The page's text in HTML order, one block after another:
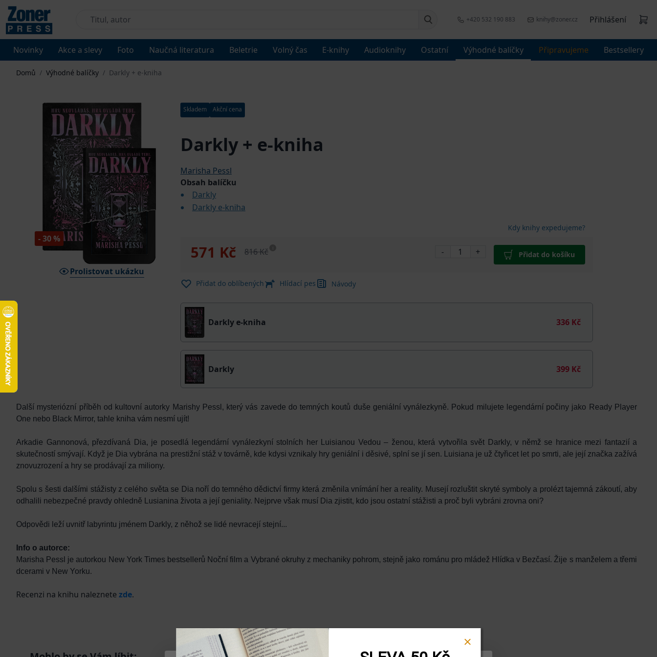
+420 532 190 883 knihy@zoner.cz Přihlášení
Novinky Akce a slevy Foto Naučná literatura Beletrie Volný čas E-knihy Audioknihy Ostatní Výhodné balíčky Připravujeme Bestsellery
Domů / Výhodné balíčky / Darkly + e-kniha
- 30 %
Prolistovat ukázku
Skladem Akční cena
Darkly + e-kniha
Marisha Pessl
Obsah balíčku
Darkly
Darkly e-kniha
Kdy knihy expedujeme?
571 Kč 816 Kč - + Přidat do košíku
Přidat do oblíbených Hlídací pes Návody
Darkly e-kniha 336 Kč
Darkly 399 Kč
Další mysteriózní příběh od kultovní autorky Marishy Pessl, který vás zavede do temných koutů duše geniální vynálezkyně. Pokud milujete legendární počiny jako Ready Player
One nebo Black Mirror, tahle kniha vám nesmí ujít!
Arkadie Gannonová, přezdívaná Dia, je posedlá legendární vynálezkyní stolních her Luisianou Vedou – ženou, která vytvořila svět Darkly, v němž se hranice mezi fantazií a
skutečností smývají. Když je Dia vybrána na prestižní stáž v továrně, kde kdysi vznikaly hry geniální i děsivé, splní se jí sen. Luisiana je už čtyřicet let po smrti, ale její značka zažívá
znovuzrození a hry se prodávají za miliony.
Spolu s šesti dalšími stážisty z celého světa se Dia noří do temného dědictví firmy která změnila vnímání her a reality. Musejí rozluštit skryté symboly a prolézt tajemná zákoutí, aby
odhalili nebezpečné pravdy ohledně Lusianina života a její geniality. Nejprve však musí Dia zjistit, kdo jsou ostatní stážisti a proč byli vybráni zrovna oni?
Odpovědi leží uvnitř labyrintu jménem Darkly, z něhož se lidé nevracejí stejní...
Info o autorce:
Marisha Pessl je autorkou New York Times bestsellerů Noční film a Vybrané okruhy z mechaniky pohrom, stejně jako románu pro mládež Hlídka v Bezčasí. Žije s manželem a třemi
dcerami v New Yorku.
Recenzi na knihu naleznete zde.
ZOBRAZIT